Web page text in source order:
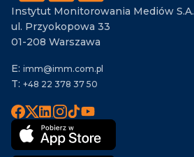
Instytut Monitorowania Mediów S.A.
ul. Przyokopowa 33
01-208 Warszawa
E: imm@imm.com.pl
T: +48 22 378 37 50